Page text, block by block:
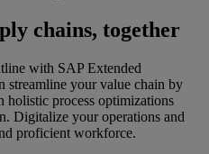
chains, together
with SAP Extended
streamline your value chain by
holistic process optimizations
Digitalize your operations and
proficient workforce.